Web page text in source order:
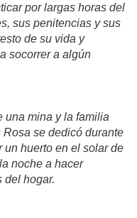
por largas horas del
sus penitencias y sus
de su vida y
socorrer a algún
una mina y la familia
se dedicó durante
un huerto en el solar de
noche a hacer
del hogar.